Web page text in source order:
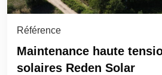
Référence
Maintenance haute
solaires Reden Solar